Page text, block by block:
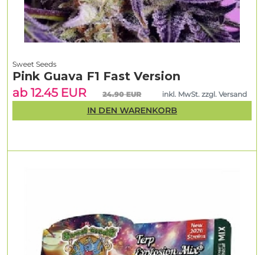
Sweet Seeds
Pink Guava F1 Fast Version
ab 12.45 EUR
24.90 EUR inkl. MwSt. zzgl. Versand
IN DEN WARENKORB